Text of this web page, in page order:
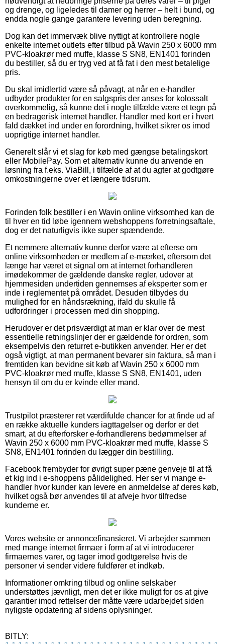
og drenge, og ligeledes til damer og herrer – helt i bund, og
endda nogle gange garantere levering uden beregning.
Dog kan det immervæk blive nyttigt at kontrollere nogle
enkelte internet outlets efter tilbud på Wavin 250 x 6000 mm
PVC-kloakrør med muffe, klasse S SN8, EN1401 forinden
du bestiller, så du er tryg ved at få fat i den mest betalelige
pris.
Du skal imidlertid være så påvagt, at når en e-handler
udbyder produkter for en salgspris der anses for kolossalt
overkommelig, så kunne det i nogle tilfælde være et tegn på
en bedragerisk internet handler. Handler med kort er i hvert
fald dækket ind under en forordning, hvilket sikrer os imod
uoprigtige internet handler.
Generelt slår vi et slag for køb med gængse betalingskort
eller MobilePay. Som et alternativ kunne du anvende en
løsning fra f.eks. ViaBill, i tilfælde af at du agter at godtgøre
omkostningerne over et længere tidsrum.
Forinden folk bestiller i en Wavin online virksomhed kan de
til hver en tid løbe igennem webshoppens forretningsaftale,
dog er det naturligvis ikke super spændende.
Et nemmere alternativ kunne derfor være at efterse om
online virksomheden er medlem af e-mærket, eftersom det
længe har været et signal om at internet forhandleren
imødekommer de gældende danske regler, udover at
hjemmesiden undertiden gennemses af eksperter som er
inde i reglementet på området. Desuden tilbydes du
mulighed for en håndsrækning, ifald du skulle få
udfordringer i processen med din shopping.
Herudover er det prisværdigt at man er klar over de mest
essentielle retningslinjer der er gældende for ordren, som
eksempelvis den returret e-butikken anvender. Her er det
også vigtigt, at man permanent bevarer sin faktura, så man i
fremtiden kan bevidne sit køb af Wavin 250 x 6000 mm
PVC-kloakrør med muffe, klasse S SN8, EN1401, uden
hensyn til om du er kvinde eller mand.
Trustpilot præsterer ret værdifulde chancer for at finde ud af
en række aktuelle kunders iagttagelser og derfor er det
smart, at du efterforsker e-forhandlerens bedømmelser af
Wavin 250 x 6000 mm PVC-kloakrør med muffe, klasse S
SN8, EN1401 forinden du lægger din bestilling.
Facebook frembyder for øvrigt super pæne genveje til at få
et kig ind i e-shoppens pålidelighed. Her ser vi mange e-
handler hvor kunder kan levere en anmeldelse af deres køb,
hvilket også bør anvendes til at afveje hvor tilfredse
kunderne er.
Vores website er annoncefinansieret. Vi arbejder sammen
med mange internet firmaer i form af at vi introducerer
firmaernes varer, og tager imod godtgørelse hvis de
personer vi sender videre fuldfører et indkøb.
Informationer omkring tilbud og online selskaber
understøttes jævnligt, men det er ikke muligt for os at give
garantier imod rettelser der måtte være udarbejdet siden
nyligste opdatering af sidens oplysninger.
BITLY: